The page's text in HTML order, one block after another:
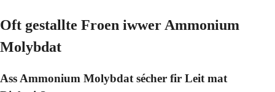
Oft gestallte Froen iwwer Ammonium
Molybdat
Ass Ammonium Molybdat sécher fir Leit mat